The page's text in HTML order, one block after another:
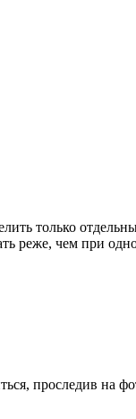
только
реже, чем при
проследив на